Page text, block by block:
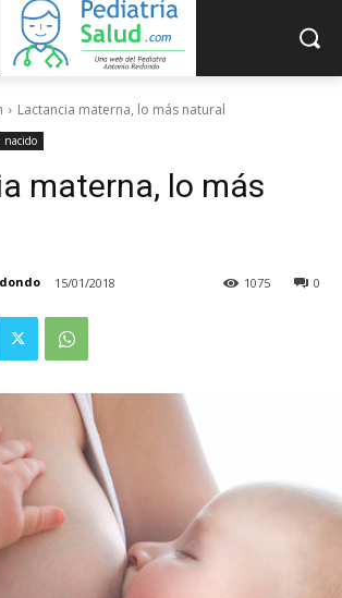
Lactancia materna, lo más natural
nacido
materna, lo más
15/01/2018 0
1075